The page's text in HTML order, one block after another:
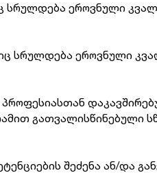
ეროვნული
ეროვნული
გათვალისწინებული
შეძენა ან/და